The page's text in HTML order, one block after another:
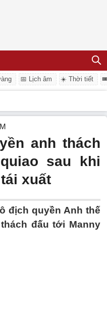
📅 Lịch âm ☀️ Thời tiết
anh thách
sau khi
xuất
địch quyền Anh thế
đấu tới Manny